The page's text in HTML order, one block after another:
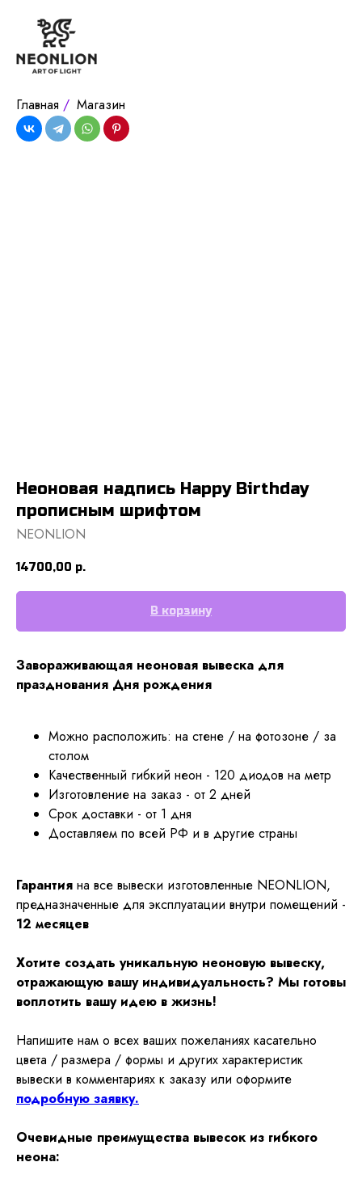
Главная / Магазин
Неоновая надпись Happy Birthday
прописным шрифтом
NEONLION
14700,00 р.
В корзину
Завораживающая неоновая вывеска для
празднования Дня рождения
Можно расположить: на стене / на фотозоне / за
столом
Качественный гибкий неон - 120 диодов на метр
Изготовление на заказ - от 2 дней
Срок доставки - от 1 дня
Доставляем по всей РФ и в другие страны
Гарантия на все вывески изготовленные NEONLION,
предназначенные для эксплуатации внутри помещений -
12 месяцев
Хотите создать уникальную неоновую вывеску,
отражающую вашу индивидуальность? Мы готовы
воплотить вашу идею в жизнь!
Напишите нам о всех ваших пожеланиях касательно
цвета / размера / формы и других характеристик
вывески в комментариях к заказу или оформите
подробную заявку.
Очевидные преимущества вывесок из гибкого
неона: